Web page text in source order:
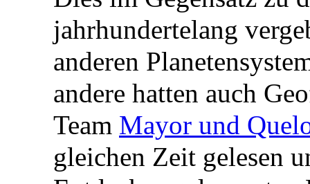
jahrhundertelang
anderen
andere hatten auch
Team Mayor und
gleichen Zeit gelesen